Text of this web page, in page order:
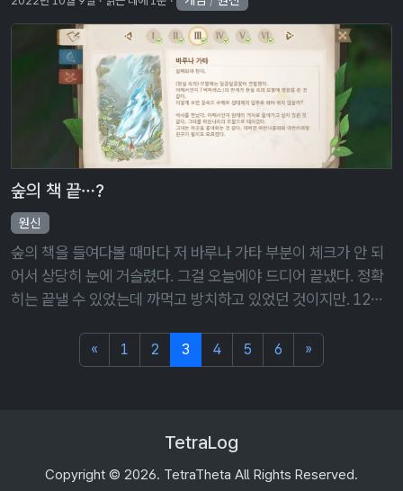
숲의 책 끝…?
원신
숲의 책을 들여다볼 때마다 저 바루나 가타 부분이 체크가 안 되
어서 상당히 눈에 거슬렸다. 그걸 오늘에야 드디어 끝냈다. 정확
히는 끝낼 수 있었는데 까먹고 방치하고 있었던 것이지만. 12개
기는 심었는데 …
« 1 2 3 4 5 6 »
TetraLog
Copyright © 2026. TetraTheta All Rights Reserved.